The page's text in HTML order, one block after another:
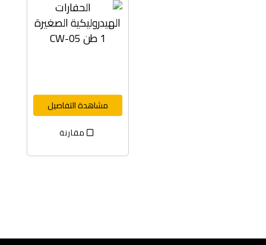
مشاهدة التفاصيل
مقارنة